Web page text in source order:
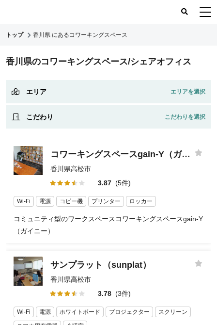
コワーキングスペース
コワーキングレポート
トップ 香川県 にあるコワーキングスペース
香川県のコワーキングスペース/シェアオフィス
エリア
こだわり
コワーキングスペースgain-Y（ガイニー）
香川県高松市
3.87 (5件)
Wi-Fi 電源 コピー機 プリンター ロッカー
コミュニティ型のワークスペースコワーキングスペースgain-Y
（ガイニー）
サンプラット（sunplat）
香川県高松市
3.78 (3件)
Wi-Fi 電源 ホワイトボード プロジェクター スクリーン